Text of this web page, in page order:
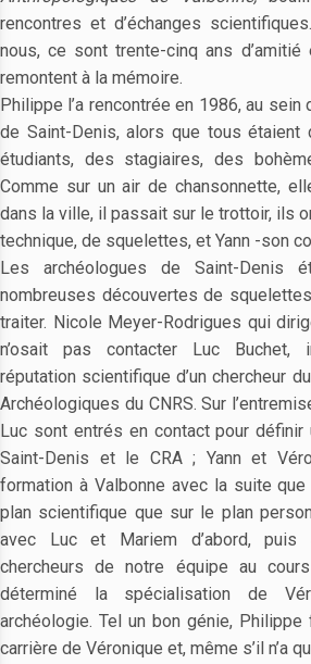
rencontres et d’échanges
nous, ce sont trente-cinq ans
remontent à la mémoire.
Philippe l’a rencontrée en 1986, au sein
de Saint-Denis, alors que tous étaient
étudiants, des stagiaires, des
Comme sur un air de chansonnette,
dans la ville, il passait sur le trottoir, ils
technique, de squelettes, et Yann -son
Les archéologues de Saint-Denis
nombreuses découvertes de
traiter. Nicole Meyer-Rodrigues qui
n’osait pas contacter Luc Buchet,
réputation scientifique d’un chercheur
Archéologiques du CNRS. Sur
Luc sont entrés en contact pour définir
Saint-Denis et le CRA ; Yann et
formation à Valbonne avec la suite que
plan scientifique que sur le plan
avec Luc et Mariem d’abord, puis
chercheurs de notre équipe au
déterminé la spécialisation de
archéologie. Tel un bon génie,
carrière de Véronique et, même s’il n’a